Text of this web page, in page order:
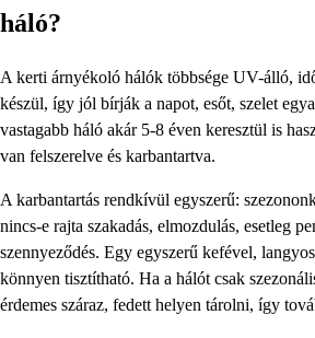
háló?
A kerti árnyékoló hálók többsége UV-álló,
készül, így jól bírják a napot, esőt, szelet
vastagabb háló akár 5-8 éven keresztül is
van felszerelve és karbantartva.
A karbantartás rendkívül egyszerű:
nincs-e rajta szakadás, elmozdulás, esetleg
szennyeződés. Egy egyszerű kefével,
könnyen tisztítható. Ha a hálót csak
érdemes száraz, fedett helyen tárolni, így